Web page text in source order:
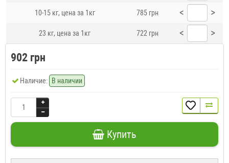
10-15 кг, цена за 1кг 785 грн < >
23 кг, цена за 1кг 722 грн < >
902 грн
Наличие: В наличии
Купить